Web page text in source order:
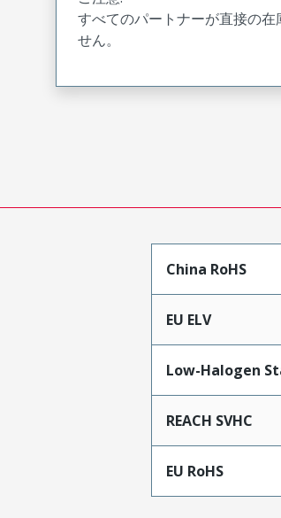
すべてのパートナーが直接の
せん。
China RoHS
EU ELV
Low-Halogen
REACH SVHC
EU RoHS